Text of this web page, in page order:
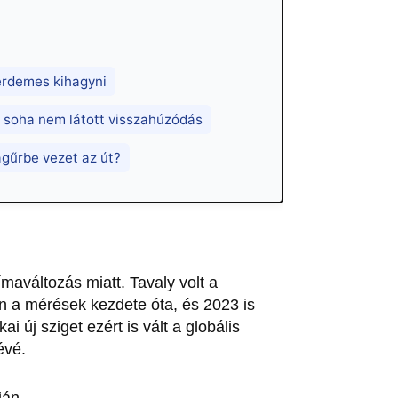
kihagyni
nem látott visszahúzódás
vezet az út?
miatt. Tavaly volt a
a mérések kezdete óta, és 2023 is
új sziget ezért is vált a globális